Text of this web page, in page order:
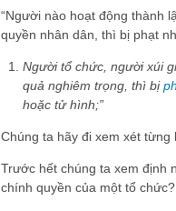
“Người nào hoạt động thành
quyền nhân dân, thì bị phạt
Người tổ chức, người xúi
quả nghiêm trọng, thì bị
hoặc tử hình;”
Chúng ta hãy đi xem xét từng
Trước hết chúng ta xem định
chính quyền của một tổ chức?